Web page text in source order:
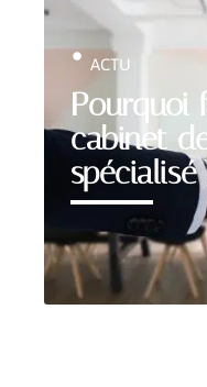
Pourquoi
cabinet
spécialisé
ACTU